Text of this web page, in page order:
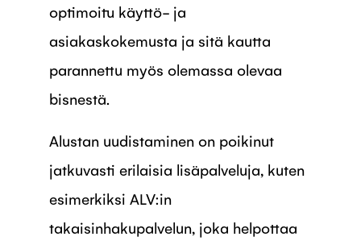
optimoitu käyttö- ja
asiakaskokemusta ja sitä kautta
parannettu myös olemassa olevaa
bisnestä.
Alustan uudistaminen on poikinut
jatkuvasti erilaisia lisäpalveluja, kuten
esimerkiksi ALV:in
takaisinhakupalvelun, joka helpottaa